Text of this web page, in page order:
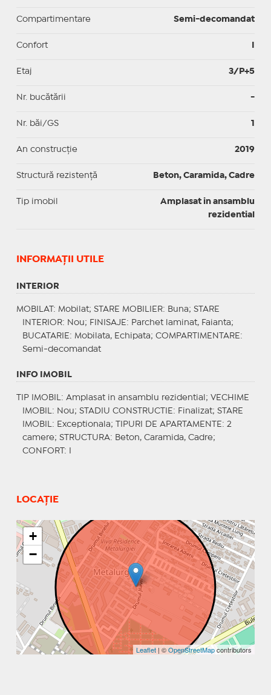
Compartimentare Semi-decomandat
Confort
Etaj 3/P+5
Nr. bucătării -
Nr. băi/GS 1
An construcție 2019
Structură rezistență Beton, Caramida, Cadre
Tip imobil
Amplasat in ansamblu
rezidential
INFORMAŢII UTILE
INTERIOR
MOBILAT : Mobilat; STARE MOBILIER: Buna; STARE
INTERIOR: Nou; FINISAJE : Parchet laminat, Faianta;
BUCATARIE : Mobilata, Echipata; COMPARTIMENTARE :
Semi-decomandat
INFO IMOBIL
TIP IMOBIL : Amplasat in ansamblu rezidential; VECHIME
IMOBIL : Nou; STADIU CONSTRUCTIE : Finalizat; STARE
IMOBIL : Exceptionala; TIPURI DE APARTAMENTE : 2
camere; STRUCTURA: Beton, Caramida, Cadre;
CONFORT : I
LOCAȚIE
+
−
Leaflet| ©OpenStreetMapcontributors